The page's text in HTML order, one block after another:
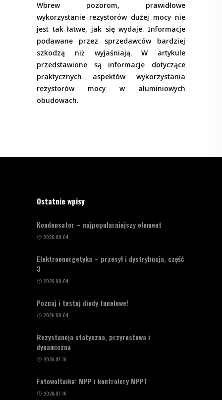
Wbrew pozorom, prawidłowe
wykorzystanie rezystorów dużej mocy nie
jest tak łatwe, jak się wydaje. Informacje
podawane przez sprzedawców bardziej
szkodzą niż wyjaśniają. W artykule
przedstawione są informacje dotyczące
praktycznych aspektów wykorzystania
rezystorów mocy w aluminiowych
obudowach.
Ostatnie wpisy
Kondensator – najpopularniejszy element
2026-08-04
Elektroenergetyka – przesył i dystrybucja, część
3
2026-08-04
Poznaj i testuj diody tunelowe!
2026-08-04
Rezystancja statyczna, przyrostowa i
dynamiczna
2026-07-16
Fotowoltaika: MPP i kontrolery MPPT
2026-07-16